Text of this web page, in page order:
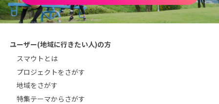
ユーザー(地域に行きたい人)の方
スマウトとは
プロジェクトをさがす
地域をさがす
特集テーマからさがす